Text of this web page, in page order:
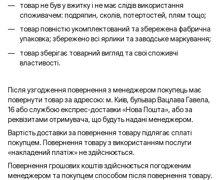
товар не був у вжитку і не має слідів використання
споживачем: подряпин, сколів, потертостей, плям тощо;
товар повністю укомплектований та збережена фабрична
упаковка; збережено всі ярлики та заводське маркування;
товар зберігає товарний вигляд та свої споживчі
властивості.
Після узгодження повернення з менеджером покупець має
повернути товар за адресою: м. Київ, бульвар Вацлава Гавела,
16 або службою експрес-доставки «Нова Пошта», або за
реквізитами отримувача, що будуть надані менеджером.
Вартість доставки за повернення товару підлягає сплаті
покупцем. Повернення товару з використанням послуги
«накладений платіж» не здійснюється.
Повернення грошових коштів здійснюється погодженим
менеджером та покупцем способом після повернення товару.